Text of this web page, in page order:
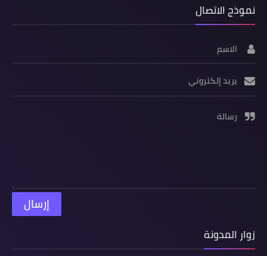
نموذج الاتصال
الاسم
بريد إلكتروني
رسالة
زوار المدونة